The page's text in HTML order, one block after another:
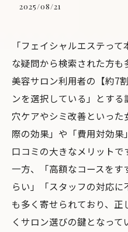
2025/08/21
「フェイシャルエステっ
な疑問から検索された方も
美容サロン利用者の【約7
ンを選択している」とす
穴ケアやシミ改善といっ
際の効果」や「費用対効
口コミの大きなメリットで
一方、「高額なコースを
らい」「スタッフの対応
も多く寄せられており、
くサロン選びの鍵となって